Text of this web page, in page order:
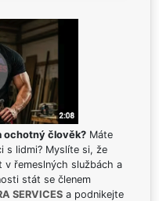
ochotný člověk? Máte
s lidmi? Myslíte si, že
řemeslných službách a
stát se členem
SERVICES a podnikejte